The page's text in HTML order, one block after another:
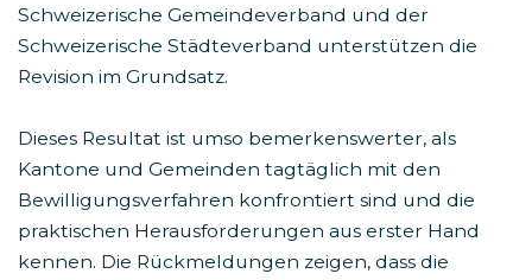
Schweizerische Gemeindeverband und der
Schweizerische Städteverband unterstützen die
Revision im Grundsatz.
Dieses Resultat ist umso bemerkenswerter, als
Kantone und Gemeinden tagtäglich mit den
Bewilligungsverfahren konfrontiert sind und die
praktischen Herausforderungen aus erster Hand
kennen. Die Rückmeldungen zeigen, dass die